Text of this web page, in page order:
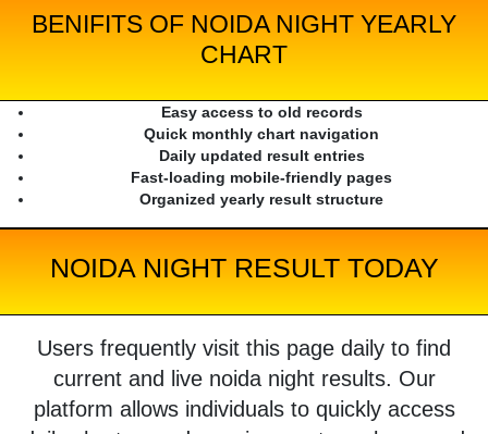
BENIFITS OF NOIDA NIGHT YEARLY
CHART
Easy access to old records
Quick monthly chart navigation
Daily updated result entries
Fast-loading mobile-friendly pages
Organized yearly result structure
NOIDA NIGHT RESULT TODAY
Users frequently visit this page daily to find
current and live noida night results. Our
platform allows individuals to quickly access